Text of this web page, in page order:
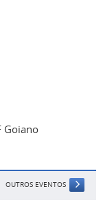
Goiano
OUTROS EVENTOS